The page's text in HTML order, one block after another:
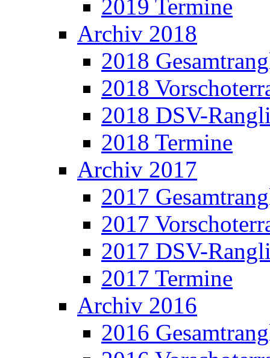
2019 Termine
Archiv 2018
2018
2018
2018 DSV-
2018 Termine
Archiv 2017
2017
2017
2017 DSV-
2017 Termine
Archiv 2016
2016